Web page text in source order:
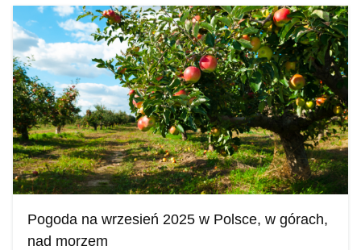
Pogoda na wrzesień 2025 w Polsce, w górach,
nad morzem